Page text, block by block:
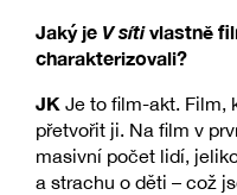
Jaký je V sítivlastně
charakterizovali?
JK Je to film-akt. Film,
přetvořit ji. Na film v
masivní počet lidí,
a strachu o děti – což